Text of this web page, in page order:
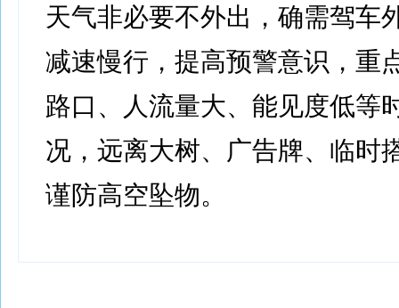
天气非必要不外出，确需驾车
减速慢行，提高预警意识，重
路口、人流量大、能见度低等
况，远离大树、广告牌、临时
谨防高空坠物。